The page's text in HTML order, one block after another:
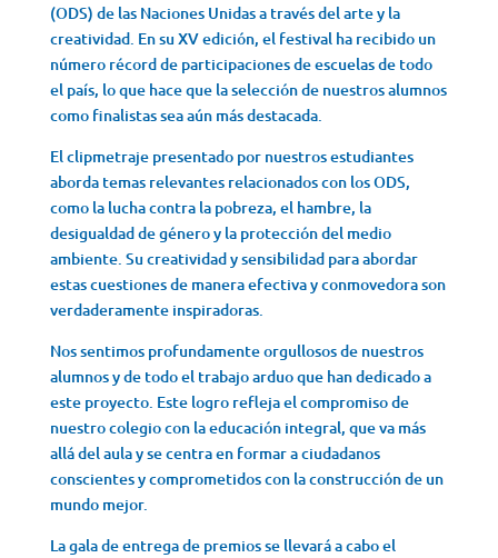
(ODS) de las Naciones Unidas a través del arte y la
creatividad. En su XV edición, el festival ha recibido un
número récord de participaciones de escuelas de todo
el país, lo que hace que la selección de nuestros alumnos
como finalistas sea aún más destacada.
El clipmetraje presentado por nuestros estudiantes
aborda temas relevantes relacionados con los ODS,
como la lucha contra la pobreza, el hambre, la
desigualdad de género y la protección del medio
ambiente. Su creatividad y sensibilidad para abordar
estas cuestiones de manera efectiva y conmovedora son
verdaderamente inspiradoras.
Nos sentimos profundamente orgullosos de nuestros
alumnos y de todo el trabajo arduo que han dedicado a
este proyecto. Este logro refleja el compromiso de
nuestro colegio con la educación integral, que va más
allá del aula y se centra en formar a ciudadanos
conscientes y comprometidos con la construcción de un
mundo mejor.
La gala de entrega de premios se llevará a cabo el